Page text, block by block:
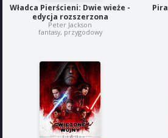
Władca Pierścieni: Dwie wieże -
edycja rozszerzona
Peter Jackson
fantasy, przygodowy